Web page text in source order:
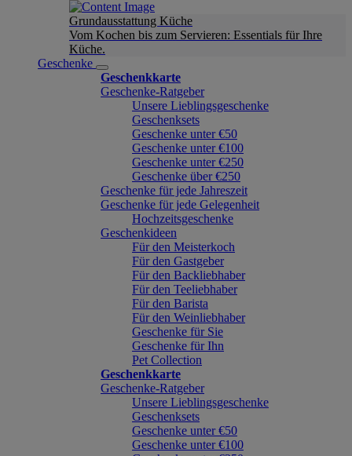
Grundausstattung Küche
Vom Kochen bis zum Servieren: Essentials für Ihre
Küche.
Geschenke
Geschenkkarte
Geschenke-Ratgeber
Unsere Lieblingsgeschenke
Geschenksets
Geschenke unter €50
Geschenke unter €100
Geschenke unter €250
Geschenke über €250
Geschenke für jede Jahreszeit
Geschenke für jede Gelegenheit
Hochzeitsgeschenke
Geschenkideen
Für den Meisterkoch
Für den Gastgeber
Für den Backliebhaber
Für den Teeliebhaber
Für den Barista
Für den Weinliebhaber
Geschenke für Sie
Geschenke für Ihn
Pet Collection
Geschenkkarte
Geschenke-Ratgeber
Unsere Lieblingsgeschenke
Geschenksets
Geschenke unter €50
Geschenke unter €100